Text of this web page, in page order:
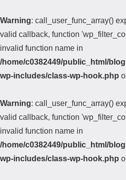
Warning: call_user_func_array()
valid callback, function
invalid function name in
/home/c0382449/public_html/
wp-includes/class-wp-hook.php
Warning: call_user_func_array()
valid callback, function
invalid function name in
/home/c0382449/public_html/
wp-includes/class-wp-hook.php